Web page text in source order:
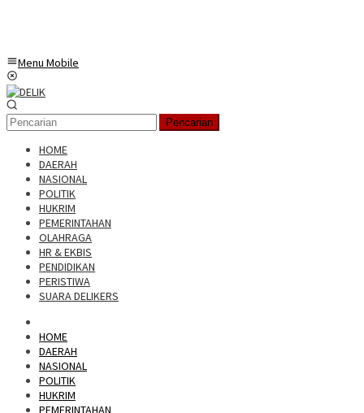
Menu Mobile
Pencarian
HOME
DAERAH
NASIONAL
POLITIK
HUKRIM
PEMERINTAHAN
OLAHRAGA
HR & EKBIS
PENDIDIKAN
PERISTIWA
SUARA DELIKERS
HOME
DAERAH
NASIONAL
POLITIK
HUKRIM
PEMERINTAHAN